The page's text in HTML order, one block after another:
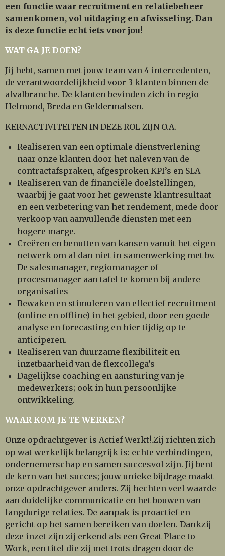
een functie waar recruitment en relatiebeheer
samenkomen, vol uitdaging en afwisseling. Dan
is deze functie echt iets voor jou!
WAT GA JE DOEN?
Jij hebt, samen met jouw team van 4 intercedenten,
de verantwoordelijkheid voor 3 klanten binnen de
afvalbranche. De klanten bevinden zich in regio
Helmond, Breda en Geldermalsen.
KERNACTIVITEITEN IN DEZE ROL ZIJN O.A.
Realiseren van een optimale dienstverlening
naar onze klanten door het naleven van de
contractafspraken, afgesproken KPI’s en SLA
Realiseren van de financiële doelstellingen,
waarbij je gaat voor het gewenste klantresultaat
en een verbetering van het rendement, mede door
verkoop van aanvullende diensten met een
hogere marge.
Creëren en benutten van kansen vanuit het eigen
netwerk om al dan niet in samenwerking met bv.
De salesmanager, regiomanager of
procesmanager aan tafel te komen bij andere
organisaties
Bewaken en stimuleren van effectief recruitment
(online en offline) in het gebied, door een goede
analyse en forecasting en hier tijdig op te
anticiperen.
Realiseren van duurzame flexibiliteit en
inzetbaarheid van de flexcollega’s
Dagelijkse coaching en aansturing van je
medewerkers; ook in hun persoonlijke
ontwikkeling.
WAAR KOM JE TE WERKEN?
Onze opdrachtgever is Actief Werkt!.Zij richten zich
op wat werkelijk belangrijk is: echte verbindingen,
ondernemerschap en samen succesvol zijn. Jij bent
de kern van het succes; jouw unieke bijdrage maakt
onze opdrachtgever anders. Zij hechten veel waarde
aan duidelijke communicatie en het bouwen van
langdurige relaties. De aanpak is proactief en
gericht op het samen bereiken van doelen. Dankzij
deze inzet zijn zij erkend als een Great Place to
Work, een titel die zij met trots dragen door de